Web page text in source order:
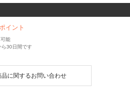
ポイント
能
30日間です
品に関するお問い合わせ